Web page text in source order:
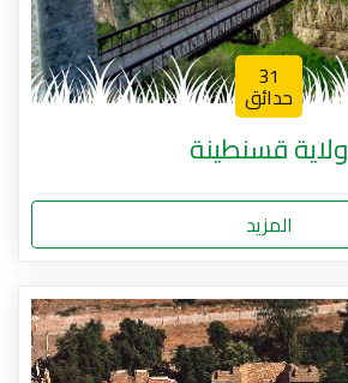
31
حدائق
ولاية قسنطينة
المزيد